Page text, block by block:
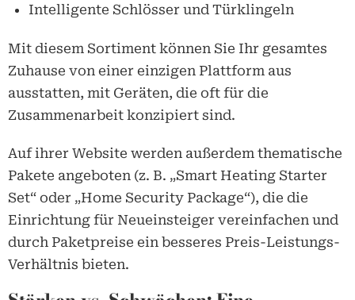
Intelligente Schlösser und Türklingeln
Mit diesem Sortiment können Sie Ihr gesamtes
Zuhause von einer einzigen Plattform aus
ausstatten, mit Geräten, die oft für die
Zusammenarbeit konzipiert sind.
Auf ihrer Website werden außerdem thematische
Pakete angeboten (z. B. „Smart Heating Starter
Set“ oder „Home Security Package“), die die
Einrichtung für Neueinsteiger vereinfachen und
durch Paketpreise ein besseres Preis-Leistungs-
Verhältnis bieten.